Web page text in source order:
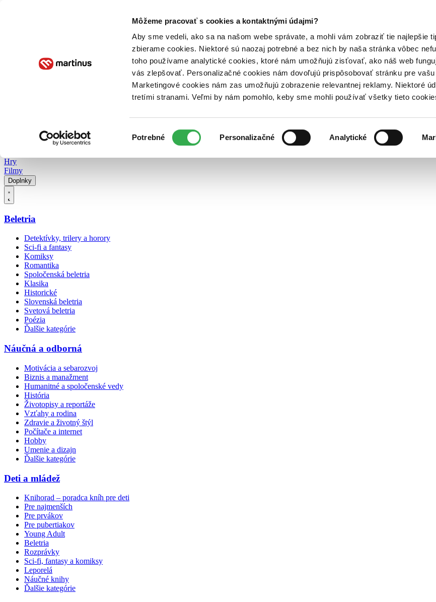
Môžeme pracovať s cookies a kontaktnými údajmi?
Aby sme vedeli, ako sa na našom webe správate, a mohli vám zobraziť tie najlepšie
zbierame cookies. Niektoré sú naozaj potrebné a bez nich by naša stránka vôbec
toho používame analytické cookies, ktoré nám umožňujú zisťovať, ako náš web
vás zlepšovať. Personalizačné cookies nám dovoľujú prispôsobovať stránku pre
Marketingové cookies nám zas umožňujú zobrazenie relevantnej reklamy. Niektoré
tretími stranami. Veľmi by nám pomohlo, keby sme mohli používať všetky tieto
súhlasu
Potrebné Personalizačné Analytické
Poukážky Kontakt
Hry
Filmy
Doplnky
Beletria
Detektívky, trilery a horory
Sci-fi a fantasy
Komiksy
Romantika
Spoločenská beletria
Klasika
Historické
Slovenská beletria
Svetová beletria
Poézia
Ďalšie kategórie
Náučná a odborná
Motivácia a sebarozvoj
Biznis a manažment
Humanitné a spoločenské vedy
História
Životopisy a reportáže
Vzťahy a rodina
Zdravie a životný štýl
Počítače a internet
Hobby
Umenie a dizajn
Ďalšie kategórie
Deti a mládež
Knihorad – poradca kníh pre deti
Pre najmenších
Pre prvákov
Pre pubertiakov
Young Adult
Beletria
Rozprávky
Sci-fi, fantasy a komiksy
Leporelá
Náučné knihy
Ďalšie kategórie